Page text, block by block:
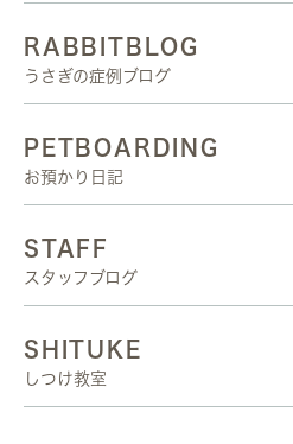
RABBITBLOG
うさぎの症例ブログ
PETBOARDING
お預かり日記
STAFF
スタッフブログ
SHITUKE
しつけ教室